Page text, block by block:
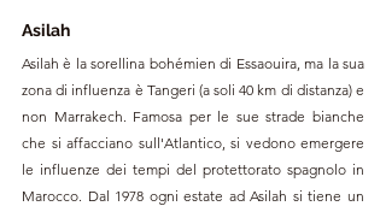
Asilah
Asilah è la sorellina bohémien di Essaouira, ma la sua
zona di influenza è Tangeri (a soli 40 km di distanza) e
non Marrakech. Famosa per le sue strade bianche
che si affacciano sull'Atlantico, si vedono emergere
le influenze dei tempi del protettorato spagnolo in
Marocco. Dal 1978 ogni estate ad Asilah si tiene un